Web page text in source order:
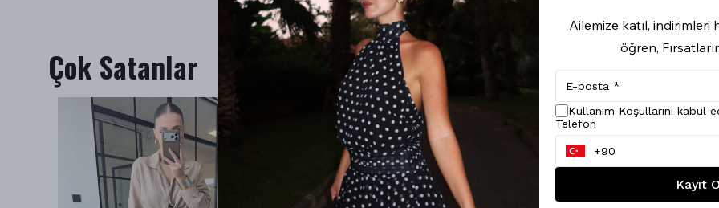
Çok Satanlar
Ailemize katıl, indirimleri
öğren,
Kullanım Koşullarını kabul
Telefon
Kayıt